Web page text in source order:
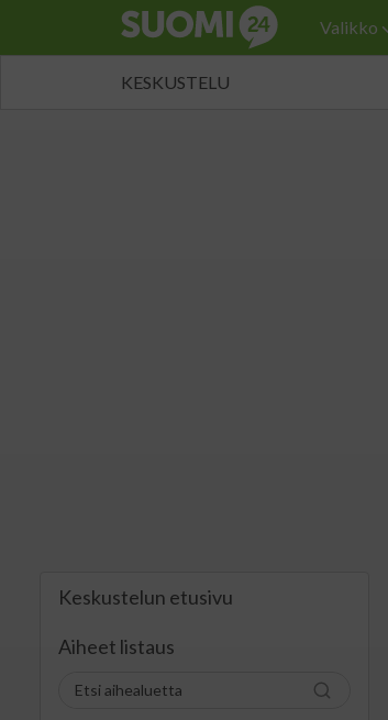
Valikko
KESKUSTELU
Keskustelun etusivu
Aiheet listaus